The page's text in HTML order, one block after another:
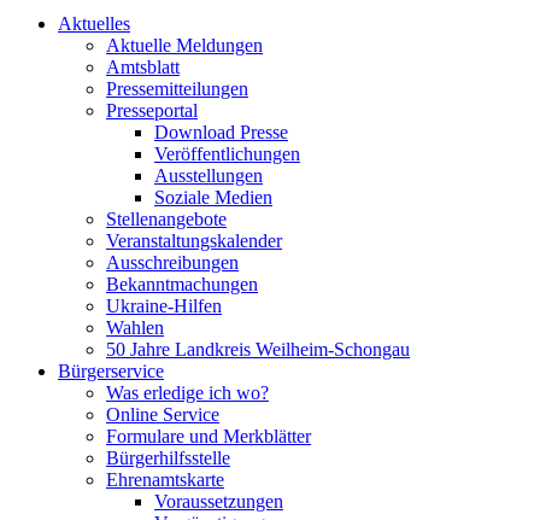
Aktuelles
Aktuelle Meldungen
Amtsblatt
Pressemitteilungen
Presseportal
Download Presse
Veröffentlichungen
Ausstellungen
Soziale Medien
Stellenangebote
Veranstaltungskalender
Ausschreibungen
Bekanntmachungen
Ukraine-Hilfen
Wahlen
50 Jahre Landkreis Weilheim-Schongau
Bürgerservice
Was erledige ich wo?
Online Service
Formulare und Merkblätter
Bürgerhilfsstelle
Ehrenamtskarte
Voraussetzungen